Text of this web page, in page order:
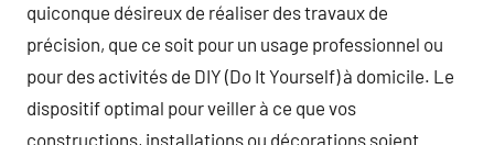
quiconque désireux de réaliser des travaux de
précision, que ce soit pour un usage professionnel ou
pour des activités de DIY (Do It Yourself) à domicile. Le
dispositif optimal pour veiller à ce que vos
constructions, installations ou décorations soient